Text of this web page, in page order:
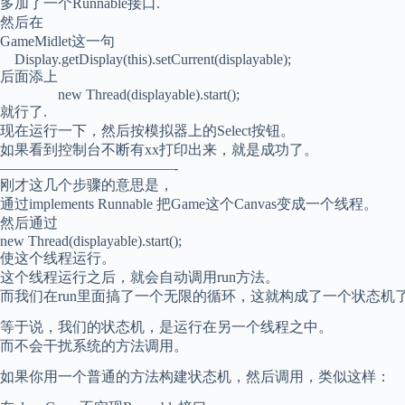
多加了一个Runnable接口.
然后在
GameMidlet这一句
Display.getDisplay(this).setCurrent(displayable);
后面添上
new Thread(displayable).start();
就行了.
现在运行一下，然后按模拟器上的Select按钮。
如果看到控制台不断有xx打印出来，就是成功了。
————————————-
刚才这几个步骤的意思是，
通过implements Runnable 把Game这个Canvas变成一个线程。
然后通过
new Thread(displayable).start();
使这个线程运行。
这个线程运行之后，就会自动调用run方法。
而我们在run里面搞了一个无限的循环，这就构成了一个状态机
等于说，我们的状态机，是运行在另一个线程之中。
而不会干扰系统的方法调用。
如果你用一个普通的方法构建状态机，然后调用，类似这样：